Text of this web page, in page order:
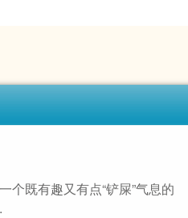
个既有趣又有点“铲屎”气息的